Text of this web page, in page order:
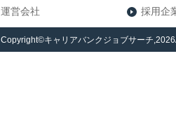
運営会社 採用企
Copyright©キャリアバンクジョブサーチ